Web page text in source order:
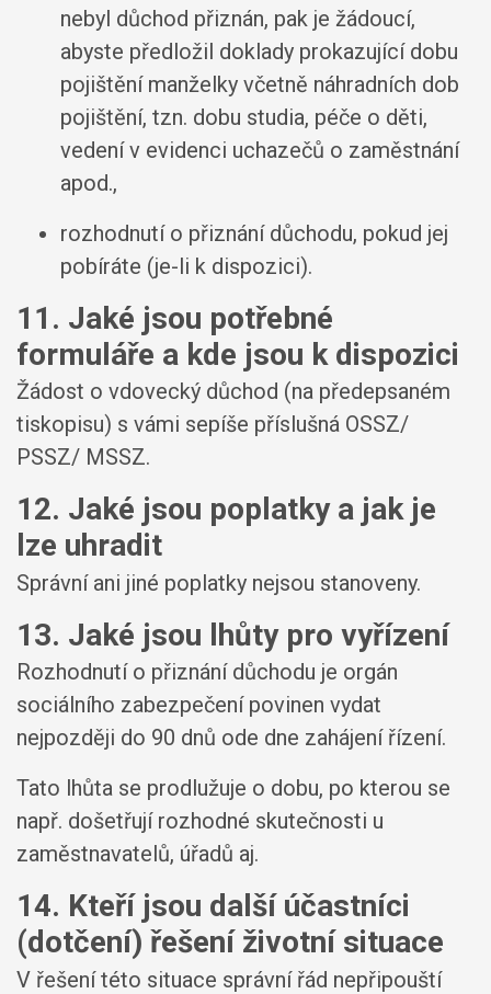
nebyl důchod přiznán, pak je žádoucí,
abyste předložil doklady prokazující dobu
pojištění manželky včetně náhradních dob
pojištění, tzn. dobu studia, péče o děti,
vedení v evidenci uchazečů o zaměstnání
apod.,
rozhodnutí o přiznání důchodu, pokud jej
pobíráte (je-li k dispozici).
11. Jaké jsou potřebné
formuláře a kde jsou k dispozici
Žádost o vdovecký důchod (na předepsaném
tiskopisu) s vámi sepíše příslušná OSSZ/
PSSZ/ MSSZ.
12. Jaké jsou poplatky a jak je
lze uhradit
Správní ani jiné poplatky nejsou stanoveny.
13. Jaké jsou lhůty pro vyřízení
Rozhodnutí o přiznání důchodu je orgán
sociálního zabezpečení povinen vydat
nejpozději do 90 dnů ode dne zahájení řízení.
Tato lhůta se prodlužuje o dobu, po kterou se
např. došetřují rozhodné skutečnosti u
zaměstnavatelů, úřadů aj.
14. Kteří jsou další účastníci
(dotčení) řešení životní situace
V řešení této situace správní řád nepřipouští